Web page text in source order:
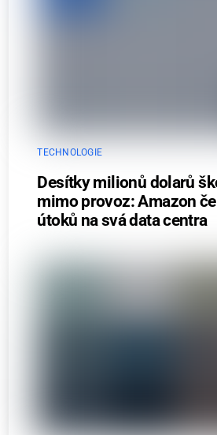
TECHNOLOGIE
Desítky milionů dolarů
mimo provoz: Amazon
útoků na svá data centra